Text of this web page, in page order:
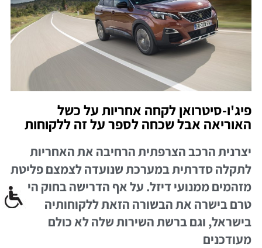
פיג'ו-סיטרואן לקחה אחריות על כשל
האוריאה אבל שכחה לספר על זה ללקוחות
יצרנית הרכב הצרפתית הרחיבה את האחריות
לתקלה סדרתית במערכת שנועדה לצמצם פליטת
מזהמים ממנועי דיזל. על אף הדרישה בחוק היא
טרם בישרה את הבשורה הזאת ללקוחותיה
בישראל, וגם ברשת השירות שלה לא כולם
מעודכנים